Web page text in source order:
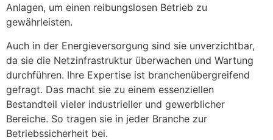
Anlagen, um einen reibungslosen Betrieb zu
gewährleisten.
Auch in der Energieversorgung sind sie unverzichtbar,
da sie die Netzinfrastruktur überwachen und Wartung
durchführen. Ihre Expertise ist branchenübergreifend
gefragt. Das macht sie zu einem essenziellen
Bestandteil vieler industrieller und gewerblicher
Bereiche. So tragen sie in jeder Branche zur
Betriebssicherheit bei.